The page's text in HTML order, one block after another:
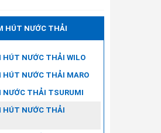
HÚT NƯỚC THẢI
HÚT NƯỚC THẢI WILO
HÚT NƯỚC THẢI MARO
NƯỚC THẢI TSURUMI
HÚT NƯỚC THẢI